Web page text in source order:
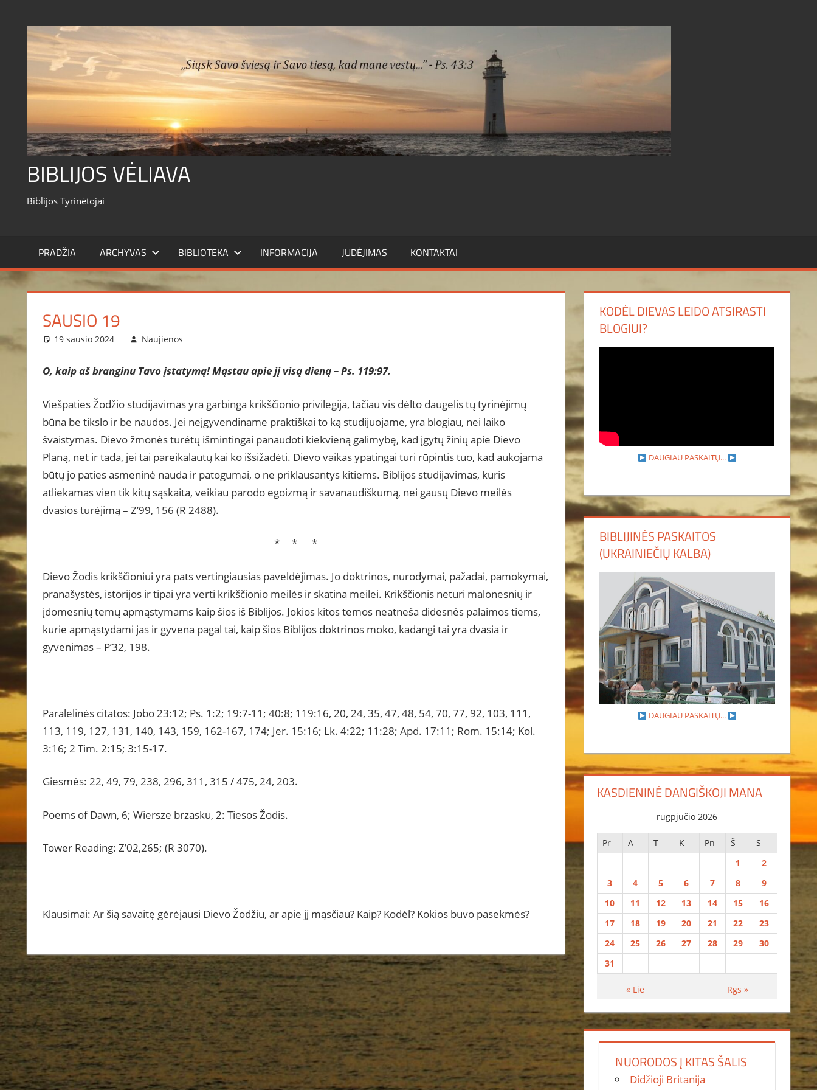
content
BIBLIJOS VĖLIAVA
Biblijos Tyrinėtojai
PRADŽIA ARCHYVAS BIBLIOTEKA INFORMACIJA JUDĖJIMAS KONTAKTAI
SAUSIO 19
19 sausio 2024 Naujienos
O, kaip aš branginu Tavo įstatymą! Mąstau apie jį visą dieną – Ps. 119:97.
Viešpaties Žodžio studijavimas yra garbinga krikščionio privilegija, tačiau vis dėlto daugelis tų tyrinėjimų
būna be tikslo ir be naudos. Jei neįgyvendiname praktiškai to ką studijuojame, yra blogiau, nei laiko
švaistymas. Dievo žmonės turėtų išmintingai panaudoti kiekvieną galimybę, kad įgytų žinių apie Dievo
Planą, net ir tada, jei tai pareikalautų kai ko išsižadėti. Dievo vaikas ypatingai turi rūpintis tuo, kad aukojama
būtų jo paties asmeninė nauda ir patogumai, o ne priklausantys kitiems. Biblijos studijavimas, kuris
atliekamas vien tik kitų sąskaita, veikiau parodo egoizmą ir savanaudiškumą, nei gausų Dievo meilės
dvasios turėjimą – Z’99, 156 (R 2488).
* * *
Dievo Žodis krikščioniui yra pats vertingiausias paveldėjimas. Jo doktrinos, nurodymai, pažadai, pamokymai,
pranašystės, istorijos ir tipai yra verti krikščionio meilės ir skatina meilei. Krikščionis neturi malonesnių ir
įdomesnių temų apmąstymams kaip šios iš Biblijos. Jokios kitos temos neatneša didesnės palaimos tiems,
kurie apmąstydami jas ir gyvena pagal tai, kaip šios Biblijos doktrinos moko, kadangi tai yra dvasia ir
gyvenimas – P’32, 198.
Paralelinės citatos: Jobo 23:12; Ps. 1:2; 19:7-11; 40:8; 119:16, 20, 24, 35, 47, 48, 54, 70, 77, 92, 103, 111,
113, 119, 127, 131, 140, 143, 159, 162-167, 174; Jer. 15:16; Lk. 4:22; 11:28; Apd. 17:11; Rom. 15:14; Kol.
3:16; 2 Tim. 2:15; 3:15-17.
Giesmės: 22, 49, 79, 238, 296, 311, 315 / 475, 24, 203.
Poems of Dawn, 6; Wiersze brzasku, 2: Tiesos Žodis.
Tower Reading: Z’02,265; (R 3070).
Klausimai: Ar šią savaitę gėrėjausi Dievo Žodžiu, ar apie jį mąsčiau? Kaip? Kodėl? Kokios buvo pasekmės?
KODĖL DIEVAS LEIDO ATSIRASTI
BLOGIUI?
DAUGIAU PASKAITŲ...
BIBLIJINĖS PASKAITOS
(UKRAINIEČIŲ KALBA)
DAUGIAU PASKAITŲ...
KASDIENINĖ DANGIŠKOJI MANA
rugpjūčio 2026
Pr A T K Pn Š
S
1
2
3
4 5 6 7 8
9
10
11 12 13 14 15
16
17
18 19 20 21 22
23
24
25 26 27 28 29
30
31
« Lie Rgs »
NUORODOS Į KITAS ŠALIS
Didžioji Britanija